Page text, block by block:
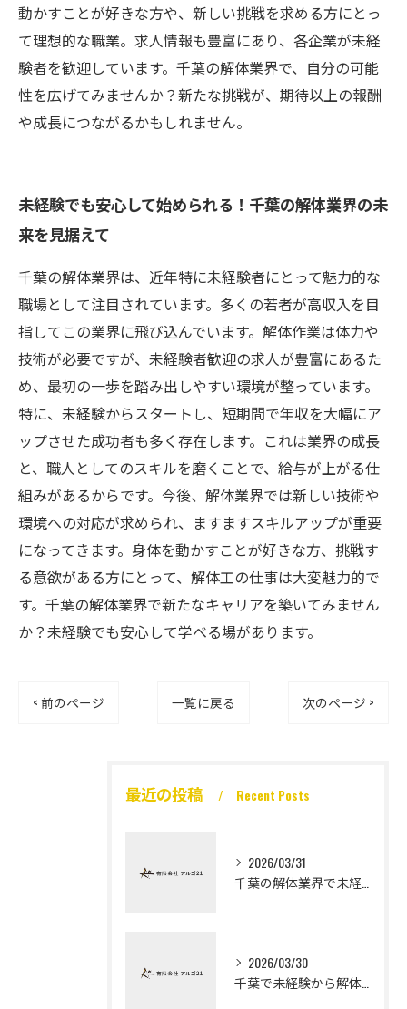
動かすことが好きな方や、新しい挑戦を求める方にとっ
て理想的な職業。求人情報も豊富にあり、各企業が未経
験者を歓迎しています。千葉の解体業界で、自分の可能
性を広げてみませんか？新たな挑戦が、期待以上の報酬
や成長につながるかもしれません。
未経験でも安心して始められる！千葉の解体業界の未
来を見据えて
千葉の解体業界は、近年特に未経験者にとって魅力的な
職場として注目されています。多くの若者が高収入を目
指してこの業界に飛び込んでいます。解体作業は体力や
技術が必要ですが、未経験者歓迎の求人が豊富にあるた
め、最初の一歩を踏み出しやすい環境が整っています。
特に、未経験からスタートし、短期間で年収を大幅にア
ップさせた成功者も多く存在します。これは業界の成長
と、職人としてのスキルを磨くことで、給与が上がる仕
組みがあるからです。今後、解体業界では新しい技術や
環境への対応が求められ、ますますスキルアップが重要
になってきます。身体を動かすことが好きな方、挑戦す
る意欲がある方にとって、解体工の仕事は大変魅力的で
す。千葉の解体業界で新たなキャリアを築いてみません
か？未経験でも安心して学べる場があります。
< 前のページ 一覧に戻る 次のページ >
最近の投稿 Recent Posts
2026/03/31
2026/03/30